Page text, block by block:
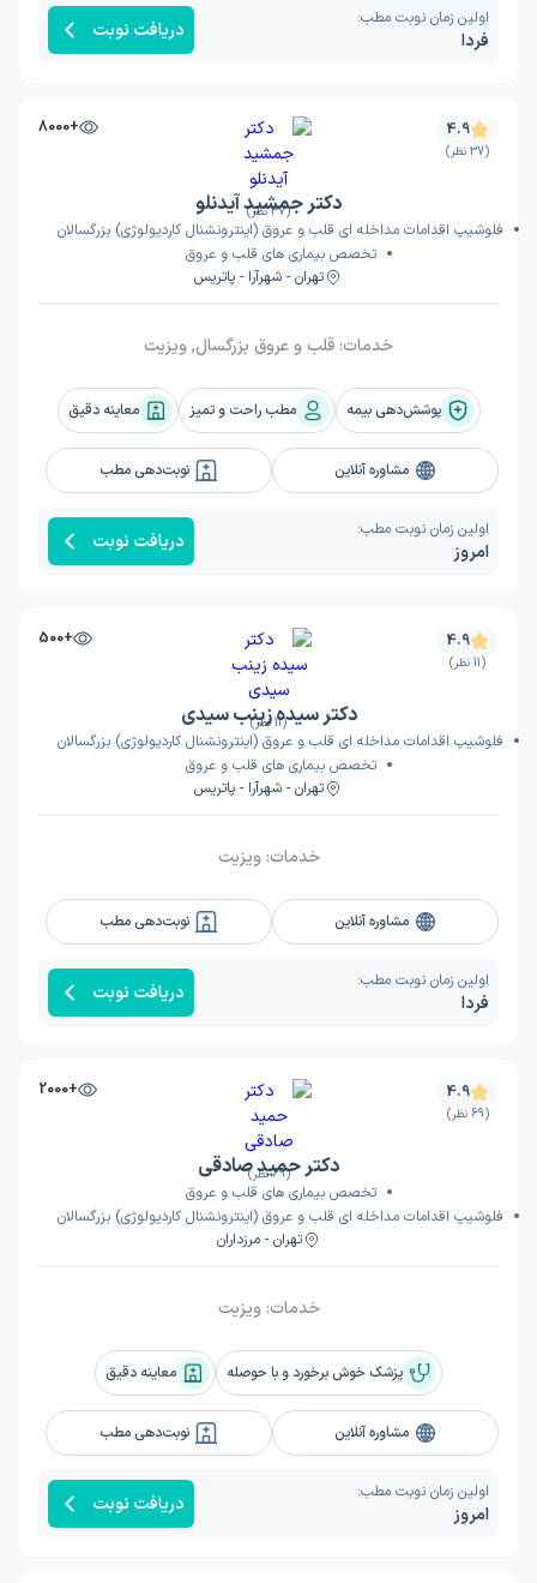
اولین زمان نوبت مطب:
فردا دریافت نوبت
(37 نظر)
+8000 4.9
(37 نظر)
دکتر جمشید آیدنلو
فلوشیپ اقدامات مداخله ای قلب و عروق (اینترونشنال کاردیولوژی) بزرگسالان
تخصص بیماری های قلب و عروق
تهران - شهرآرا - پاتریس
خدمات: قلب و عروق بزرگسال, ویزیت
پوشش‌دهی بیمه مطب راحت و تمیز معاینه دقیق
مشاوره آنلاین نوبت‌دهی مطب
اولین زمان نوبت مطب:
امروز دریافت نوبت
(11 نظر)
+500 4.9
(11 نظر)
دکتر سیده زینب سیدی
فلوشیپ اقدامات مداخله ای قلب و عروق (اینترونشنال کاردیولوژی) بزرگسالان
تخصص بیماری های قلب و عروق
تهران - شهرآرا - پاتریس
خدمات:ویزیت
مشاوره آنلاین نوبت‌دهی مطب
اولین زمان نوبت مطب:
فردا دریافت نوبت
(69 نظر)
+2000 4.9
(69 نظر)
دکتر حمید صادقی
تخصص بیماری های قلب و عروق
فلوشیپ اقدامات مداخله ای قلب و عروق (اینترونشنال کاردیولوژی) بزرگسالان
تهران - مرزداران
خدمات:ویزیت
پزشک خوش برخورد و با حوصله معاینه دقیق
مشاوره آنلاین نوبت‌دهی مطب
اولین زمان نوبت مطب:
امروز دریافت نوبت